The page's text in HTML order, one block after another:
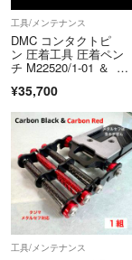
工具/メンテナンス
DMC コンタクトピ
ン 圧着工具 圧着ペン
チ M22520/1-01 ＆ ア
E JP-GTC-16
¥35,700
工具/メンテナンス